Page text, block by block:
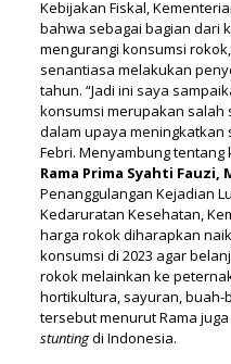
Kebijakan Fiskal,
bahwa sebagai bagian dari
mengurangi konsumsi
senantiasa melakukan
tahun. “Jadi ini saya
konsumsi merupakan salah
dalam upaya meningkatkan
Febri. Menyambung
Rama Prima Syahti Fauzi,
Penanggulangan Kejadian
Kedaruratan Kesehatan,
harga rokok diharapkan
konsumsi di 2023 agar
rokok melainkan ke
hortikultura, sayuran, buah-
tersebut menurut Rama
stuntingdi Indonesia.